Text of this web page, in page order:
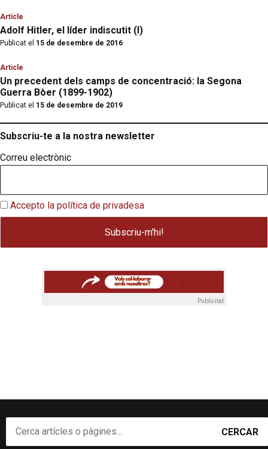
Article
Adolf Hitler, el líder indiscutit (I)
Publicat el 15 de desembre de 2016
Article
Un precedent dels camps de concentració: la Segona
Guerra Bòer (1899-1902)
Publicat el 15 de desembre de 2019
Subscriu-te a la nostra newsletter
Correu electrònic
Accepto la política de privadesa
Publicitat
CERCAR